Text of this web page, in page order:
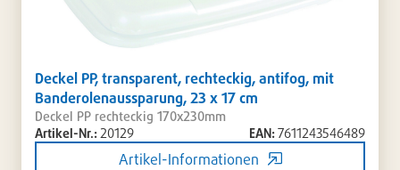
Deckel PP, transparent, rechteckig, antifog, mit
Banderolenaussparung, 23 x 17 cm
Deckel PP rechteckig 170x230mm
Artikel-Nr.:20129 EAN:7611243546489
Artikel-Informationen